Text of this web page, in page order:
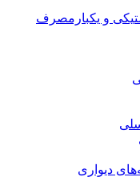
و یکبارمصرف
دیواری